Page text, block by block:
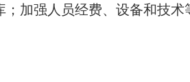
；加强人员经费、设备和技